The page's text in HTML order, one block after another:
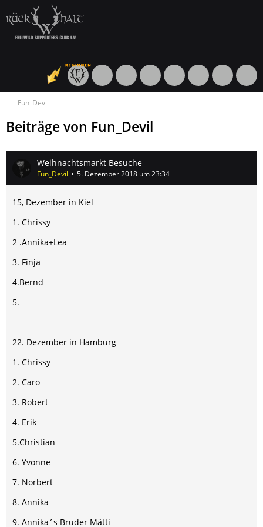
Fun_Devil
Beiträge von Fun_Devil
Weihnachtsmarkt Besuche
Fun_Devil 5. Dezember 2018 um 23:34
15, Dezember in Kiel
1. Chrissy
2 .Annika+Lea
3. Finja
4.Bernd
5.
22. Dezember in Hamburg
1. Chrissy
2. Caro
3. Robert
4. Erik
5.Christian
6. Yvonne
7. Norbert
8. Annika
9. Annika´s Bruder Mätti